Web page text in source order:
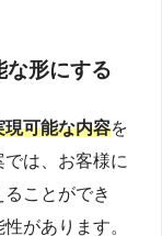
な形にする
現可能な内容を
は、お客様に
ことができ
があります。